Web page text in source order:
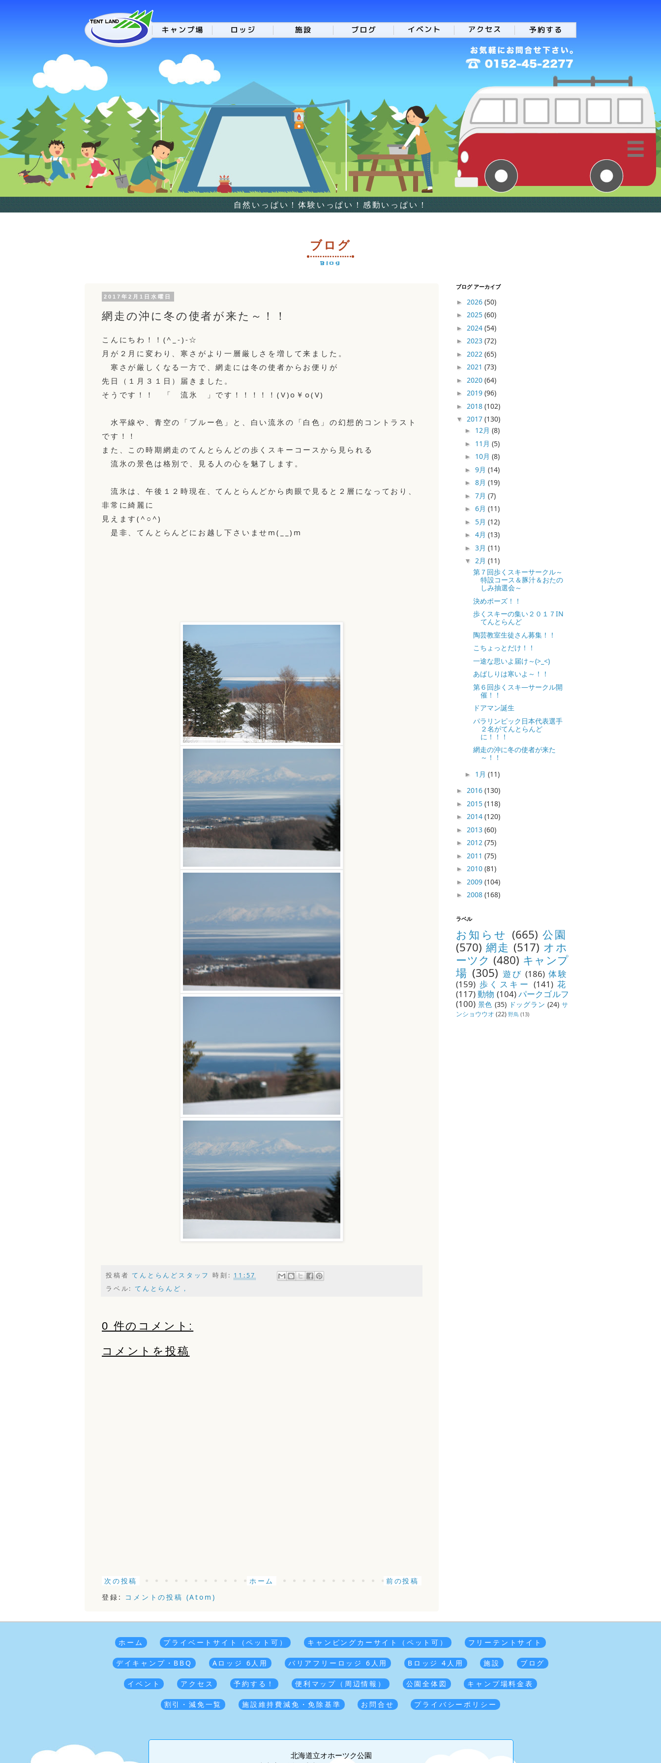
自然いっぱい！体験いっぱい！感動いっぱい！
ブログ
Blog
2017年2月1日水曜日
網走の沖に冬の使者が来た～！！
こんにちわ！！(^_-)-☆
月が２月に変わり、寒さがより一層厳しさを増して来ました。
寒さが厳しくなる一方で、網走には冬の使者からお便りが
先日（１月３１日）届きました。
そうです！！ 「 流氷 」です！！！！！(V)o￥o(V)
水平線や、青空の「ブルー色」と、白い流氷の「白色」の幻想的コントラスト
です！！
また、この時期網走のてんとらんどの歩くスキーコースから見られる
流氷の景色は格別で、見る人の心を魅了します。
流氷は、午後１２時現在、てんとらんどから肉眼で見ると２層になっており、
非常に綺麗に
見えます(^○^)
是非、てんとらんどにお越し下さいませm(__)m
投稿者てんとらんどスタッフ 時刻: 11:57
ラベル: てんとらんど，
0 件のコメント:
コメントを投稿
次の投稿 前の投稿
ホーム
登録: コメントの投稿 (Atom)
ブログ アーカイブ
► 2026 (50)
► 2025 (60)
► 2024 (54)
► 2023 (72)
► 2022 (65)
► 2021 (73)
► 2020 (64)
► 2019 (96)
► 2018 (102)
▼ 2017 (130)
► 12月 (8)
► 11月 (5)
► 10月 (8)
► 9月 (14)
► 8月 (19)
► 7月 (7)
► 6月 (11)
► 5月 (12)
► 4月 (13)
► 3月 (11)
▼ 2月 (11)
第７回歩くスキーサークル～
特設コース＆豚汁＆おたの
しみ抽選会～
決めポーズ！！
歩くスキーの集い２０１７IN
てんとらんど
陶芸教室生徒さん募集！！
こちょっとだけ！！
一途な思いよ届け～(>_<)
あばしりは寒いよ～！！
第６回歩くスキ―サークル開
催！！
ドアマン誕生
パラリンピック日本代表選手
２名がてんとらんど
に！！！
網走の沖に冬の使者が来た
～！！
► 1月 (11)
► 2016 (130)
► 2015 (118)
► 2014 (120)
► 2013 (60)
► 2012 (75)
► 2011 (75)
► 2010 (81)
► 2009 (104)
► 2008 (168)
ラベル
お知らせ (665) 公園
(570) 網走 (517) オホ
ーツク (480) キャンプ
場 (305) 遊び (186) 体験
(159) 歩くスキー (141) 花
(117)動物 (104)パークゴルフ
(100) 景色 (35) ドッグラン (24) サ
ンショウウオ (22) 野鳥 (13)
ホーム プライベートサイト（ペット可） キャンピングカーサイト（ペット可） フリーテントサイト
デイキャンプ・BBQ Aロッジ 6人用 バリアフリーロッジ 6人用 Bロッジ 4人用 施設 ブログ
イベント アクセス 予約する！ 便利マップ（周辺情報） 公園全体図 キャンプ場料金表
割引・減免一覧 施設維持費減免・免除基準 お問合せ プライバシーポリシー
北海道立オホーツク公園